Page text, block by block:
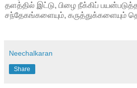
தளத்தில் இட்டு, பிழை நீக்கிப்
சந்தேகங்களையும், கருத்துக்களையும்
Neechalkaran
Share